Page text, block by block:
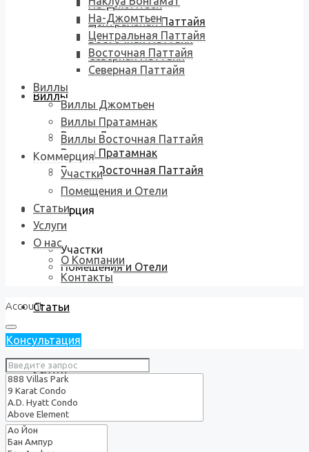
На-Джомтьен
Центральная Паттайя
Восточная Паттайя
Северная Паттайя
Виллы
Виллы Джомтьен
Виллы Пратамнак
Виллы Восточная Паттайя
Коммерция
Участки
Помещения и Отели
Статьи
Услуги
О нас
На-Джомтьен
Центральная Паттайя
Восточная Паттайя
Северная Паттайя
Виллы
Виллы Джомтьен
Виллы Пратамнак
Виллы Восточная Паттайя
Коммерция
Участки
Помещения и Отели
Статьи
Услуги
О нас
О Компании
Контакты
Account
Консультация